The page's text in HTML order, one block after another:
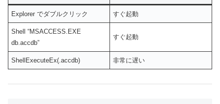
Explorer でダブルクリック すぐ起動
Shell “MSACCESS.EXE
db.accdb”
すぐ起動
ShellExecuteEx(.accdb) 非常に遅い